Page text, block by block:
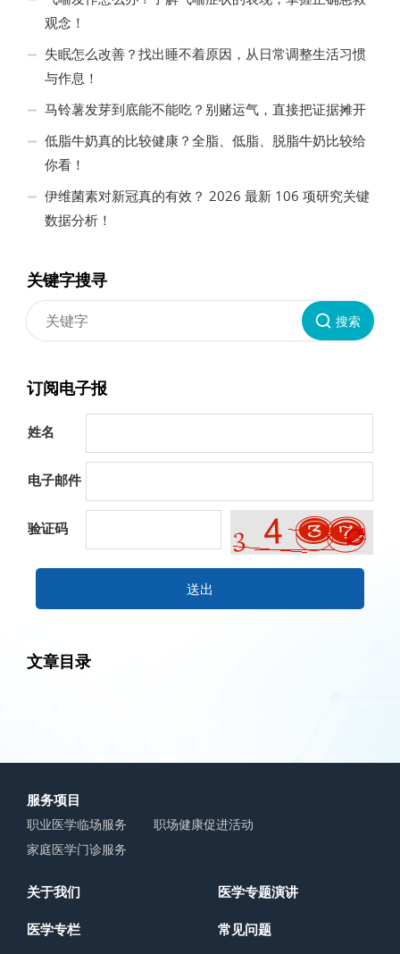
观念！
失眠怎么改善？找出睡不着原因，从日常调整生活习惯
与作息！
马铃薯发芽到底能不能吃？别赌运气，直接把证据摊开
低脂牛奶真的比较健康？全脂、低脂、脱脂牛奶比较给
你看！
伊维菌素对新冠真的有效？ 2026 最新 106 项研究关键
数据分析！
关键字搜寻
搜索
订阅电子报
姓名
电子邮件
验证码
送出
文章目录
服务项目
职业医学临场服务
职场健康促进活动
家庭医学门诊服务
关于我们 医学专题演讲
医学专栏 常见问题